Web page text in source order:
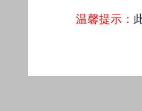
温馨提示：